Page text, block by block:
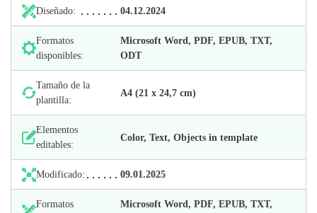
Diseñado: 04.12.2024
Formatos
disponibles:
Microsoft Word, PDF, EPUB, TXT,
ODT
Tamaño de la
plantilla:
А4 (21 х 24,7 cm)
Elementos
editables:
Color, Text, Objects in template
Modificado: 09.01.2025
Formatos
Microsoft Word, PDF, EPUB, TXT,